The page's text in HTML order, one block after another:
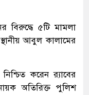
বিরুদ্ধে ৫টি মামলা
আবুল কালামের
করেন র‌্যাবের
অতিরিক্ত পুলিশ